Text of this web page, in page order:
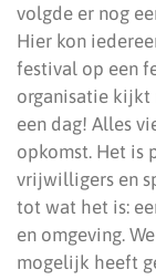
volgde er nog
Hier kon
festival op een
organisatie kijkt
een dag! Alles
opkomst. Het is
vrijwilligers en
tot wat het is:
en omgeving.
mogelijk heeft